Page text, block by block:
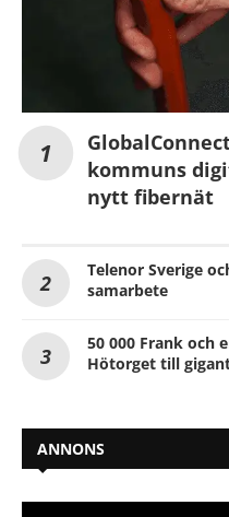
kommuns
nytt fibernät
Telenor Sverige
samarbete
50 000 Frank och
Hötorget till
ANNONS